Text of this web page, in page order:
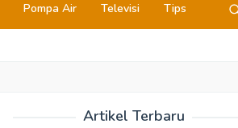
Pompa Air Televisi Tips
Artikel Terbaru